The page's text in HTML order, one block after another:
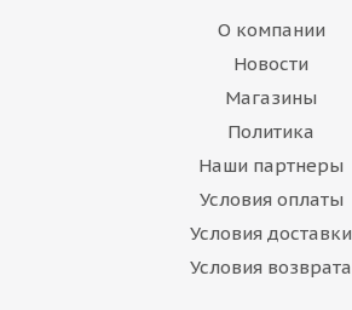
О компании
Новости
Магазины
Политика
Наши партнеры
Условия оплаты
Условия доставки
Условия возврата